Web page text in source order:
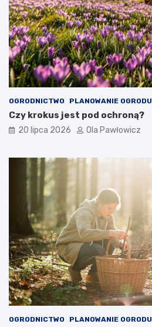
OGRODNICTWO PLANOWANIE OGRODU
Czy krokus jest pod ochroną?
20 lipca 2026 Ola Pawłowicz
OGRODNICTWO PLANOWANIE OGRODU